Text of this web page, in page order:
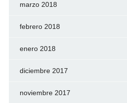
marzo 2018
febrero 2018
enero 2018
diciembre 2017
noviembre 2017